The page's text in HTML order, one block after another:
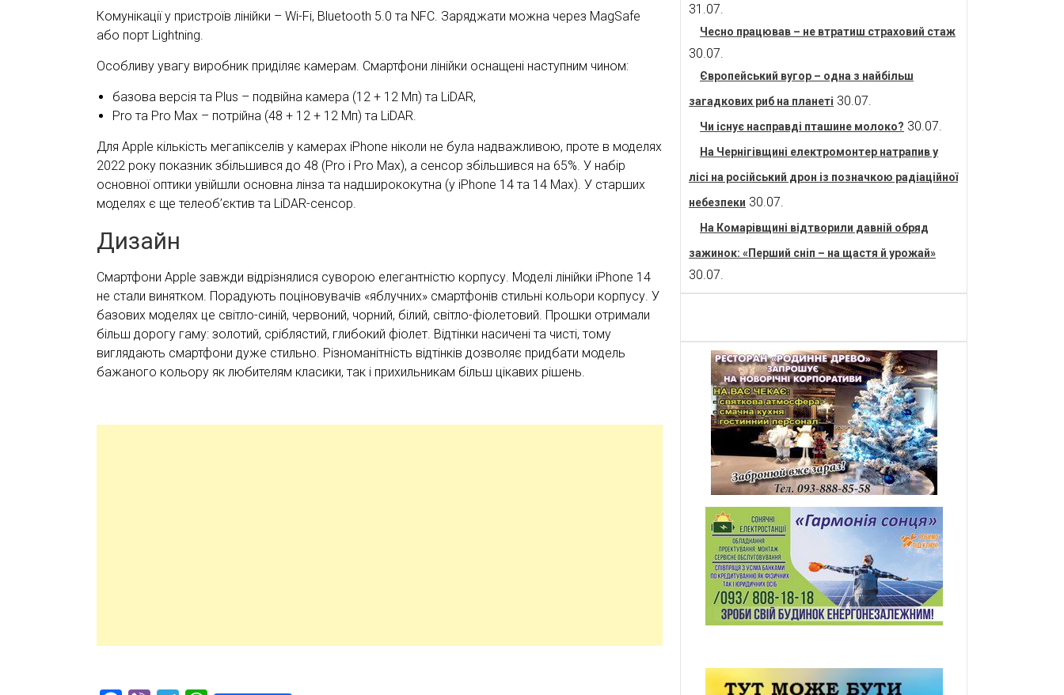
Комунікації у пристроїв лінійки – Wi-Fi, Bluetooth 5.0 та NFC. Заряджати можна через MagSafe
або порт Lightning.
Особливу увагу виробник приділяє камерам. Смартфони лінійки оснащені наступним чином:
базова версія та Plus – подвійна камера (12 + 12 Мп) та LiDAR,
Pro та Pro Max – потрійна (48 + 12 + 12 Мп) та LiDAR.
Для Apple кількість мегапікселів у камерах iPhone ніколи не була надважливою, проте в моделях
2022 року показник збільшився до 48 (Pro і Pro Max), а сенсор збільшився на 65%. У набір
основної оптики увійшли основна лінза та надширококутна (у iPhone 14 та 14 Max). У старших
моделях є ще телеоб’єктив та LiDAR-сенсор.
Дизайн
Смартфони Apple завжди відрізнялися суворою елегантністю корпусу. Моделі лінійки iPhone 14
не стали винятком. Порадують поціновувачів «яблучних» смартфонів стильні кольори корпусу. У
базових моделях це світло-синій, червоний, чорний, білий, світло-фіолетовий. Прошки отримали
більш дорогу гаму: золотий, сріблястий, глибокий фіолет. Відтінки насичені та чисті, тому
виглядають смартфони дуже стильно. Різноманітність відтінків дозволяє придбати модель
бажаного кольору як любителям класики, так і прихильникам більш цікавих рішень.
31.07.
Чесно працював – не втратиш страховий стаж
30.07.
Європейський вугор – одна з найбільш
загадкових риб на планеті 30.07.
Чи існує насправді пташине молоко? 30.07.
На Чернігівщині електромонтер натрапив у
лісі на російський дрон із позначкою радіаційної
небезпеки 30.07.
На Комарівщині відтворили давній обряд
зажинок: «Перший сніп – на щастя й урожай»
30.07.